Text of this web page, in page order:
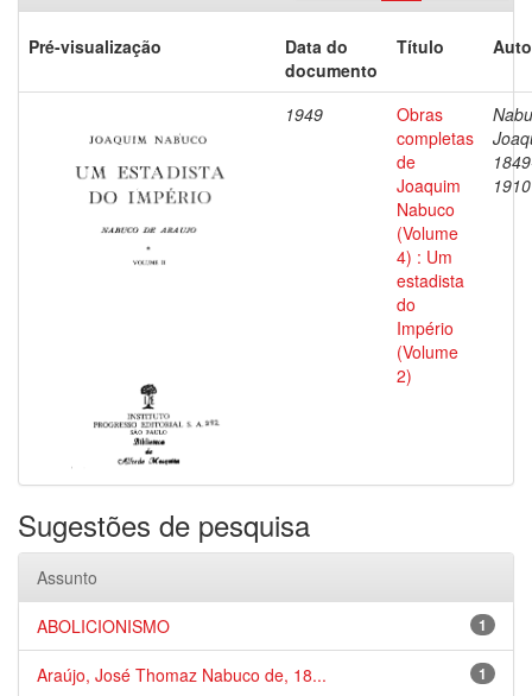
Pré-visualização
Data do
documento
Título
1949
Obras
completas
de
Joaquim
Nabuco
(Volume
4) : Um
estadista
do
Império
(Volume
2)
1910
Sugestões de pesquisa
Assunto
1
ABOLICIONISMO
1
Araújo, José Thomaz Nabuco de, 18...